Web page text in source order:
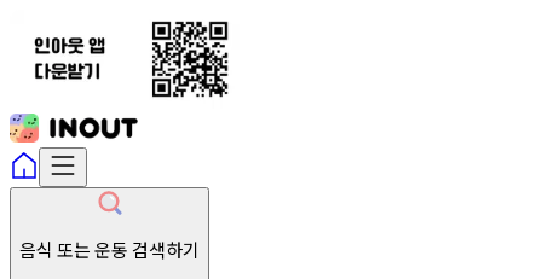
음식 또는 운동 검색하기